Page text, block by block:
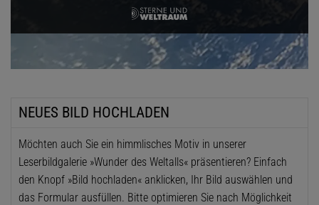
NEUES BILD HOCHLADEN
Möchten auch Sie ein himmlisches Motiv in unserer
Leserbildgalerie »Wunder des Weltalls« präsentieren? Einfach
den Knopf »Bild hochladen« anklicken, Ihr Bild auswählen und
das Formular ausfüllen. Bitte optimieren Sie nach Möglichkeit